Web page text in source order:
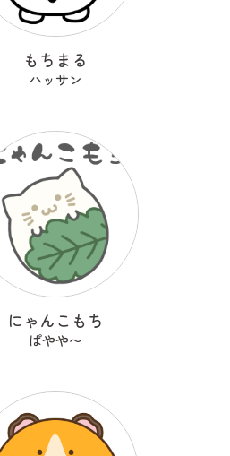
もちまる
ハッサン
にゃんこもち
ぱやや〜